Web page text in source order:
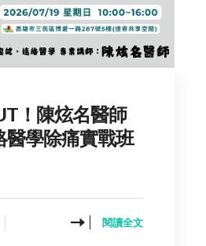
！陳炫名醫師
醫學除痛實戰班
閱讀全文